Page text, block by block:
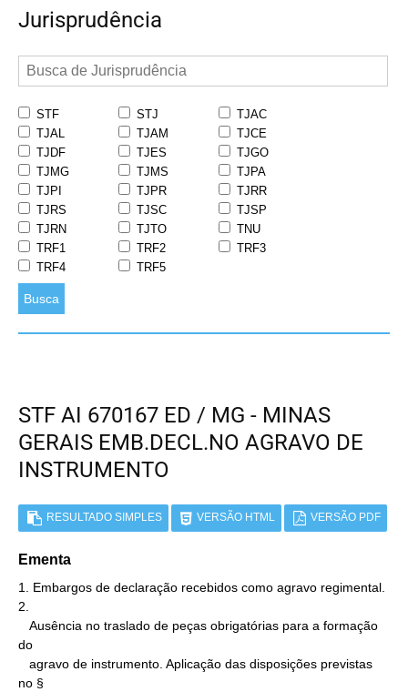
Jurisprudência
STF STJ
TJAC
TJAL
TJAM
TJCE
TJDF
TJES
TJGO
TJMG
TJMS
TJPA
TJPI
TJPR
TJRR
TJRS
TJSC
TJSP
TJRN
TJTO
TNU
TRF1
TRF2
TRF3
TRF4
TRF5
Busca
STF AI 670167 ED / MG - MINAS
GERAIS EMB.DECL.NO AGRAVO DE
INSTRUMENTO
RESULTADO SIMPLES VERSÃO HTML VERSÃO PDF
Ementa
1. Embargos de declaração recebidos como agravo regimental.
2.
do
no §